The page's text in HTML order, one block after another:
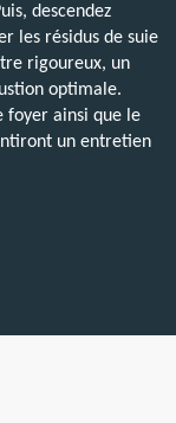
descendez
les résidus de suie
rigoureux, un
optimale.
foyer ainsi que le
un entretien